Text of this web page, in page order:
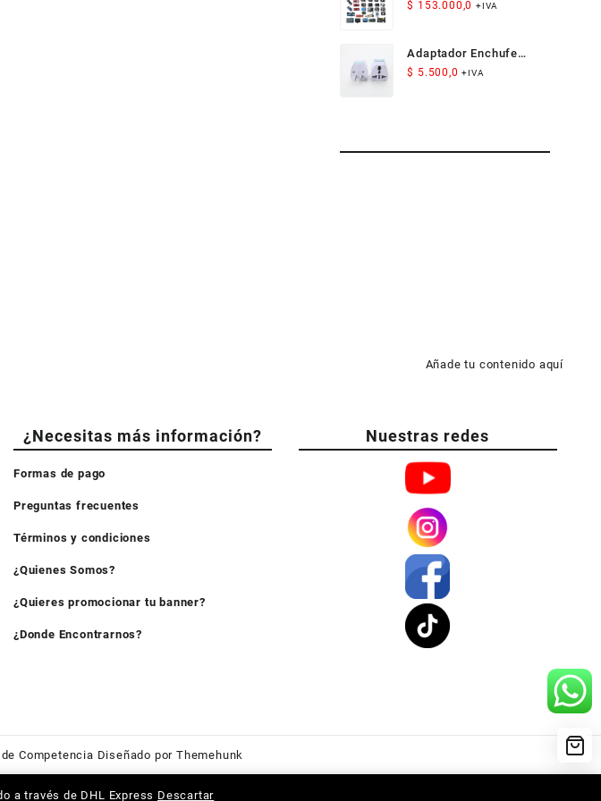
a través de DHL Express Descartar
Arduino
$ 153.000,0 +IVA
Adaptador Enchufe
Americano Compacto
$ 5.500,0 +IVA
Añade tu contenido aquí
¿Necesitas más información?
Formas de pago
Preguntas frecuentes
Términos y condiciones
¿Quienes Somos?
¿Quieres promocionar tu banner?
¿Donde Encontrarnos?
Nuestras redes
Competencia Diseñado por Themehunk